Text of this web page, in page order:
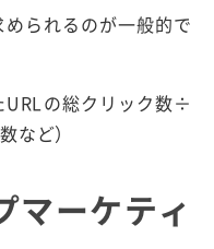
られるのが一般的で
URLの総クリック数÷
など）
マーケティ